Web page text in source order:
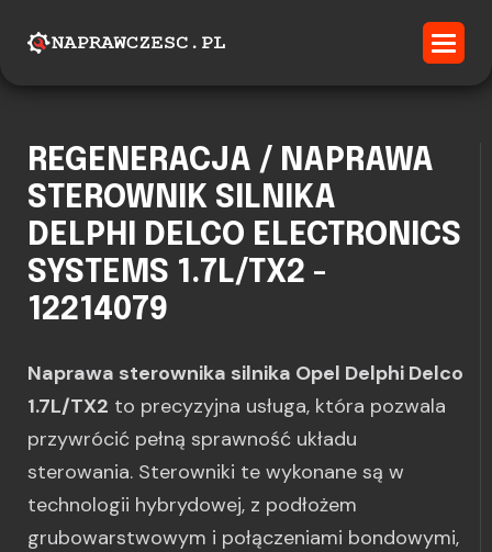
REGENERACJA / NAPRAWA
STEROWNIK SILNIKA
DELPHI DELCO ELECTRONICS
SYSTEMS 1.7L/TX2 -
12214079
Naprawa sterownika silnika Opel Delphi Delco
1.7L/TX2 to precyzyjna usługa, która pozwala
przywrócić pełną sprawność układu
sterowania. Sterowniki te wykonane są w
technologii hybrydowej, z podłożem
grubowarstwowym i połączeniami bondowymi,